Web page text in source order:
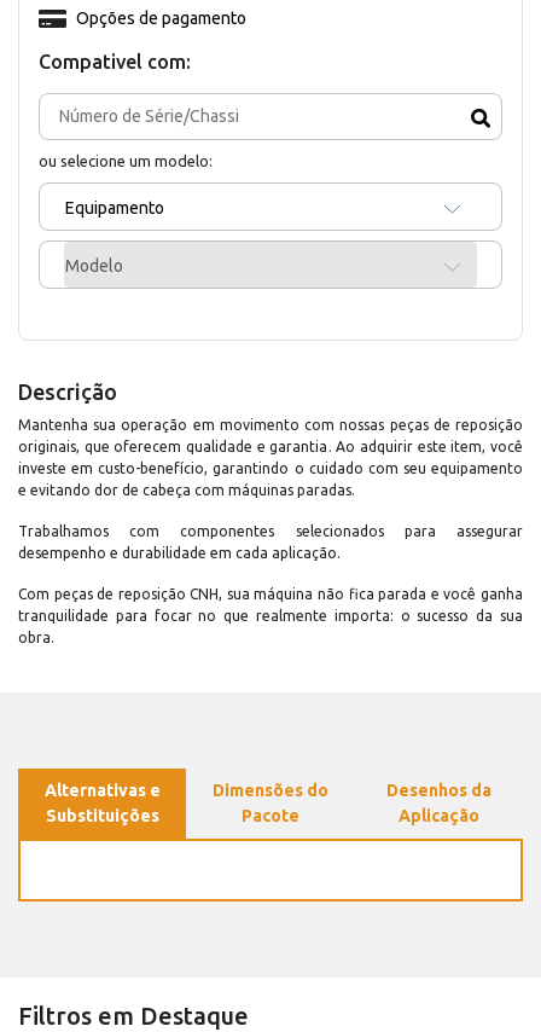
Compativel com:
ou selecione um modelo:
Equipamento
Modelo
Opções de pagamento
Descrição
Mantenha sua operação em movimento com nossas peças de reposição
originais, que oferecem qualidade e garantia. Ao adquirir este item, você
investe em custo-benefício, garantindo o cuidado com seu equipamento
e evitando dor de cabeça com máquinas paradas.
Trabalhamos com componentes selecionados para assegurar
desempenho e durabilidade em cada aplicação.
Com peças de reposição CNH, sua máquina não fica parada e você ganha
tranquilidade para focar no que realmente importa: o sucesso da sua
obra.
Alternativas e
Substituições
Dimensões do
Pacote
Desenhos da
Aplicação
Filtros em Destaque